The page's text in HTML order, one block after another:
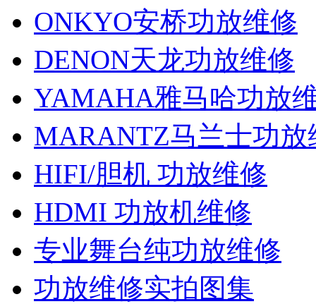
ONKYO安桥功放维修
DENON天龙功放维修
YAMAHA雅马哈功放
MARANTZ马兰士功放
HIFI/胆机 功放维修
HDMI 功放机维修
专业舞台纯功放维修
功放维修实拍图集